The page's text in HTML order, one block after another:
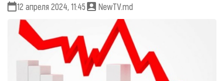
12 апреля 2024, 11:45 NewTV.md